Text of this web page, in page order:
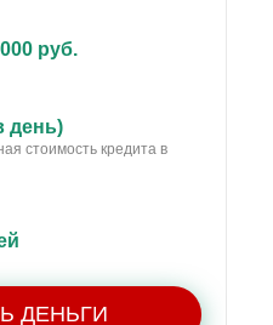
руб.
день)
стоимость кредита в
ДЕНЬГИ